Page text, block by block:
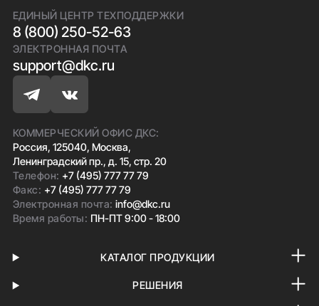
ЕДИНЫЙ ЦЕНТР ТЕХПОДДЕРЖКИ
8 (800) 250-52-63
ЭЛЕКТРОННАЯ ПОЧТА
support@dkc.ru
КОММЕРЧЕСКИЙ ОФИС ДКС:
Россия, 125040, Москва,
Ленинградский пр., д. 15, стр. 20
Телефон: +7 (495) 777 77 79
Факс: +7 (495) 777 77 79
Электронная почта:info@dkc.ru
Время работы: ПН-ПТ 9:00 - 18:00
КАТАЛОГ ПРОДУКЦИИ
РЕШЕНИЯ